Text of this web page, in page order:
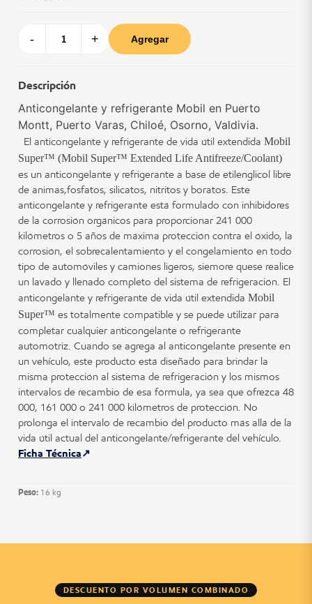
- + Agregar
Descripción
Anticongelante y refrigerante Mobil en Puerto
Montt, Puerto Varas, Chiloé, Osorno, Valdivia.
El anticongelante y refrigerante de vida útil extendida Mobil
Super™ (Mobil Super™ Extended Life Antifreeze/Coolant)
es un anticongelante y refrigerante a base de etilenglicol libre
de animas,fosfatos, silicatos, nitritos y boratos. Este
anticongelante y refrigerante está formulado con inhibidores
de la corrosión orgánicos para proporcionar 241 000
kilómetros o 5 años de máxima protección contra el óxido, la
corrosión, el sobrecalentamiento y el congelamiento en todo
tipo de automóviles y camiones ligeros, siemore quese realice
un lavado y llenado completo del sistema de refrigeración. El
anticongelante y refrigerante de vida útil extendida Mobil
Super™ es totalmente compatible y se puede utilizar para
completar cualquier anticongelante o refrigerante
automotriz. Cuando se agrega al anticongelante presente en
un vehículo, este producto está diseñado para brindar la
misma protección al sistema de refrigeración y los mismos
intervalos de recambio de esa fórmula, ya sea que ofrezca 48
000, 161 000 o 241 000 kilómetros de protección. No
prolonga el intervalo de recambio del producto más allá de la
vida útil actual del anticongelante/refrigerante del vehículo.
Ficha Técnica
Peso: 16 kg
DESCUENTO POR VOLUMEN COMBINADO